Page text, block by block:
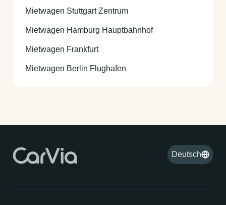
Mietwagen Stuttgart Zentrum
Mietwagen Hamburg Hauptbahnhof
Mietwagen Frankfurt
Mietwagen Berlin Flughafen
Deutsch